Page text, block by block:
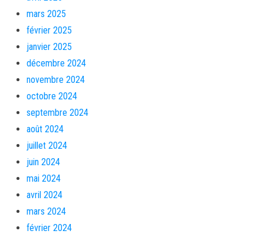
mars 2025
février 2025
janvier 2025
décembre 2024
novembre 2024
octobre 2024
septembre 2024
août 2024
juillet 2024
juin 2024
mai 2024
avril 2024
mars 2024
février 2024